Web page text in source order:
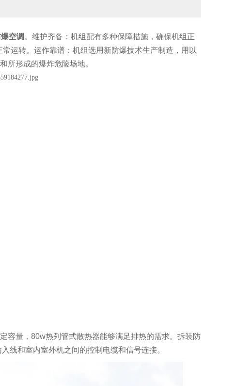
爆空调 。维护齐备：机组配有多种保障措施，确保机组正
常运转。运作靠谱：机组选用新防爆技术生产制造，用以
所形成的爆炸危险场地。
容量， 80w热列管式散热器能够满足排热的需求。拆装防
线和室内室外机之间的控制电缆和信号连接。